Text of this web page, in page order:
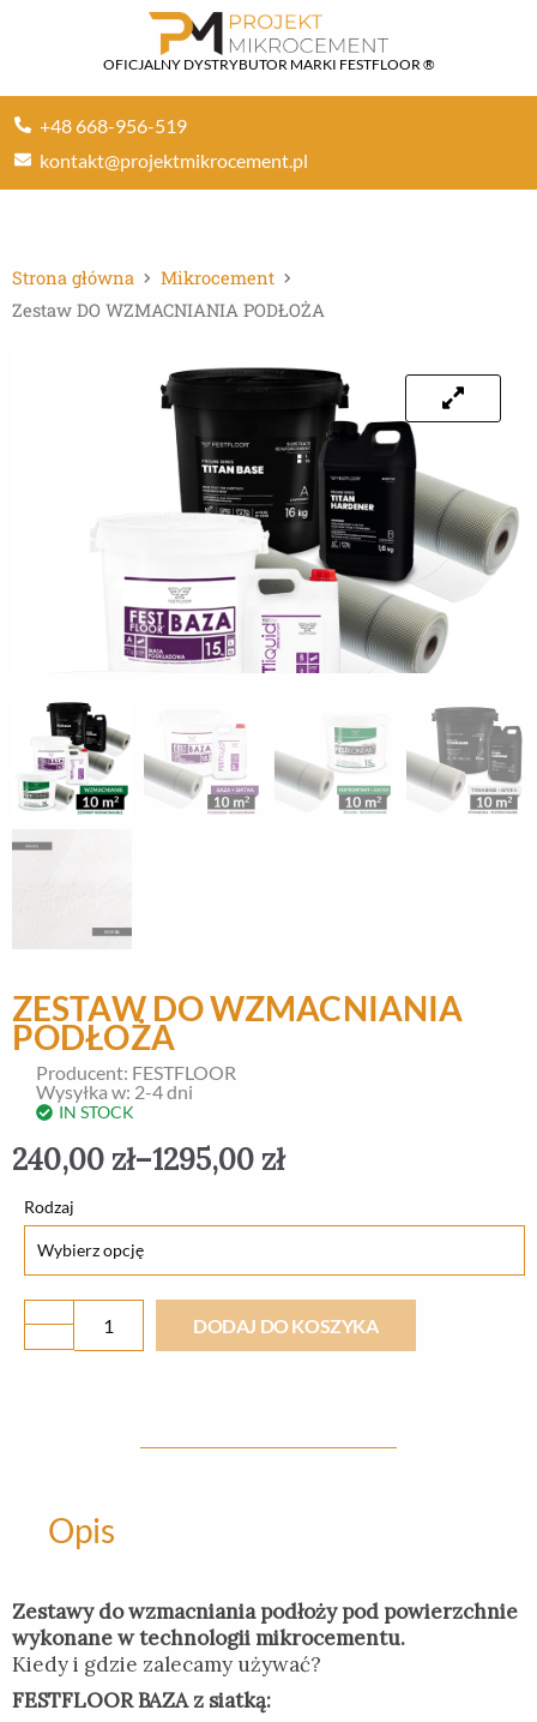
OFICJALNY DYSTRYBUTOR MARKI FESTFLOOR ®
+48 668-956-519
kontakt@projektmikrocement.pl
Strona główna
Mikrocement
Zestaw DO WZMACNIANIA PODŁOŻA
ZESTAW DO WZMACNIANIA
PODŁOŻA
Producent: FESTFLOOR
Wysyłka w: 2-4 dni
IN STOCK
240,00 zł–1295,00 zł
Rodzaj
DO
WZMACNIANIA
PODŁOŻA
DODAJ DO KOSZYKA
Opis
Zestawy do wzmacniania podłoży pod powierzchnie
wykonane w technologii mikrocementu.
Kiedy i gdzie zalecamy używać?
FESTFLOOR BAZA z siatką: